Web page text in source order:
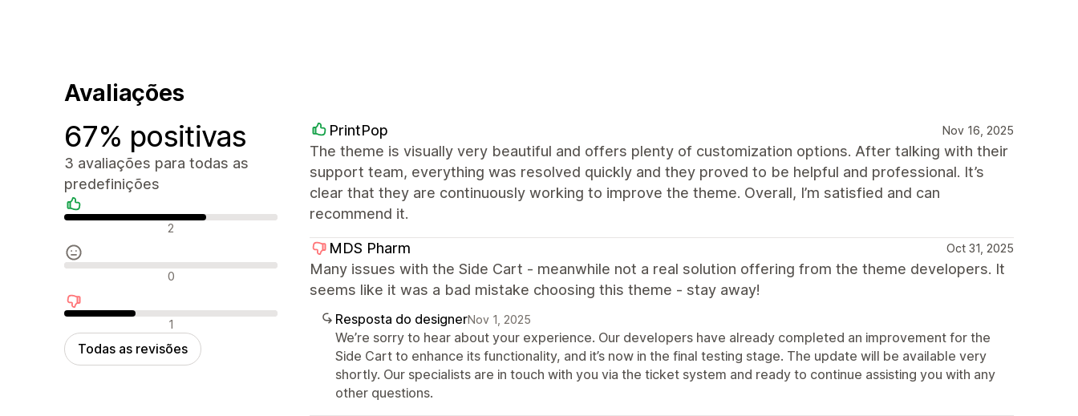
Avaliações
67% positivas
3 avaliações para todas as
predefinições
Avaliações positivas
2
Avaliações neutras
0
Avaliações negativas
1
Todas as revisões
PrintPop Nov 16, 2025
The theme is visually very beautiful and offers plenty of customization options. After talking with their
support team, everything was resolved quickly and they proved to be helpful and professional. It’s
clear that they are continuously working to improve the theme. Overall, I’m satisfied and can
recommend it.
MDS Pharm Oct 31, 2025
Many issues with the Side Cart - meanwhile not a real solution offering from the theme developers. It
seems like it was a bad mistake choosing this theme - stay away!
Resposta do designerNov 1, 2025
We’re sorry to hear about your experience. Our developers have already completed an improvement for the
Side Cart to enhance its functionality, and it’s now in the final testing stage. The update will be available very
shortly. Our specialists are in touch with you via the ticket system and ready to continue assisting you with any
other questions.